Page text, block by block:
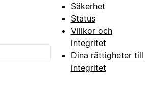
Säkerhet
Status
Villkor och
integritet
Dina rättigheter till
integritet